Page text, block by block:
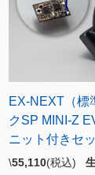
EX-NEXT（標
クSP MINI-Z
ニット付きセ
\55,110(税込)